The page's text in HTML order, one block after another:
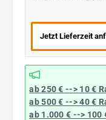
Jetzt Lieferzeit
ab 250 € --> 10 €
ab 500 € --> 40 €
ab 1.000 € --> 100